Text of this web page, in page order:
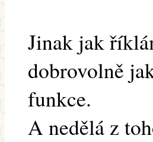
Jinak jak
dobrovolně
funkce.
A nedělá z